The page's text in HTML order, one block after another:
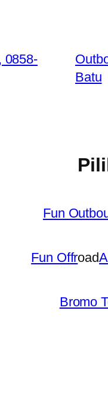
Batu
Fun
Fun Offroad
Bromo